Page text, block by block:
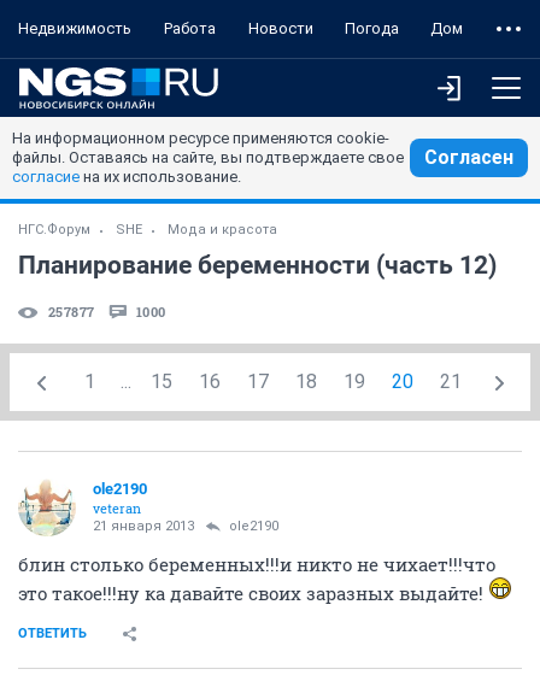
Недвижимость Работа Новости Погода Дом
На информационном ресурсе применяются cookie-
файлы. Оставаясь на сайте, вы подтверждаете свое
согласие на их использование.
Согласен
НГС.Форум SHE Мода и красота
Планирование беременности (часть 12)
257877 1000
1 ... 15 16 17 18 19 20 21
ole2190
veteran
21 января 2013 ole2190
блин столько беременных!!!и никто не чихает!!!что
это такое!!!ну ка давайте своих заразных выдайте!
ОТВЕТИТЬ